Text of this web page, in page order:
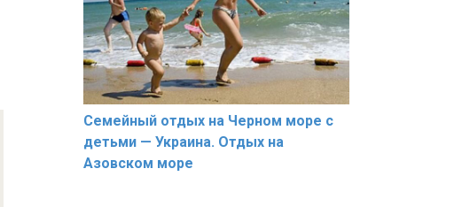
Семейный отдых на Черном море с
детьми — Украина. Отдых на
Азовском море